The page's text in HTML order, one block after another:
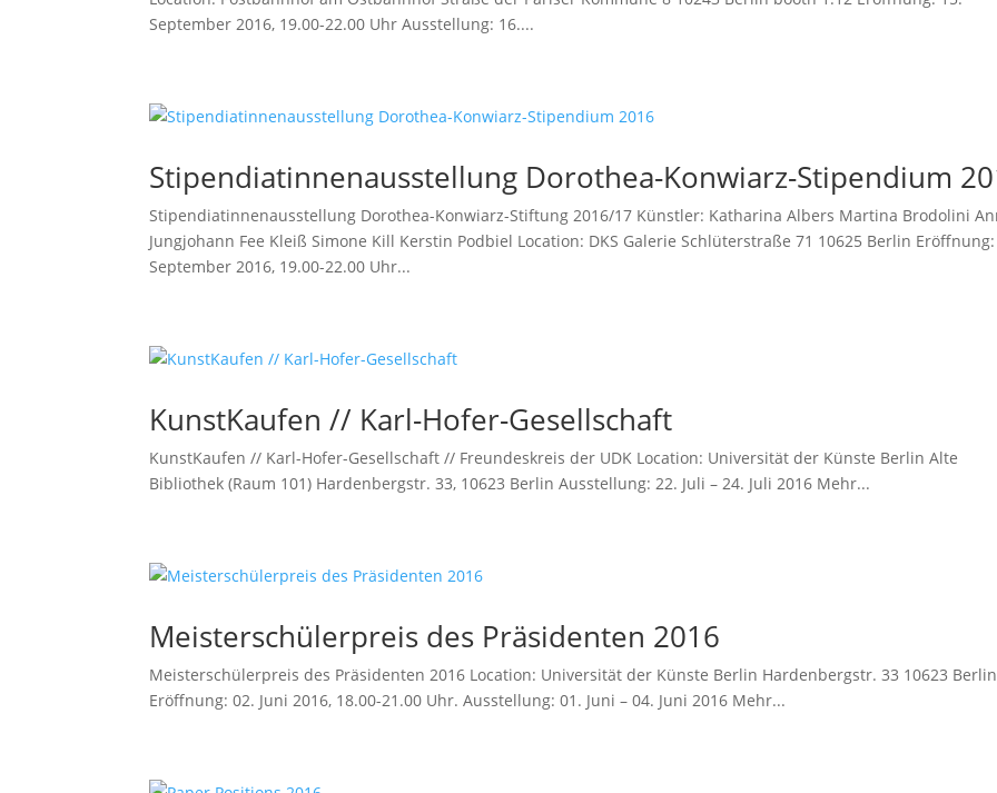
September 2016, 19.00-22.00 Uhr Ausstellung: 16....
Stipendiatinnenausstellung Dorothea-Konwiarz-Stipendium
Stipendiatinnenausstellung Dorothea-Konwiarz-Stiftung 2016/17 Künstler: Katharina Albers Martina Brodolini
Jungjohann Fee Kleiß Simone Kill Kerstin Podbiel Location: DKS Galerie Schlüterstraße 71 10625 Berlin Eröffnung:
September 2016, 19.00-22.00 Uhr...
KunstKaufen // Karl-Hofer-Gesellschaft
KunstKaufen // Karl-Hofer-Gesellschaft // Freundeskreis der UDK Location: Universität der Künste Berlin Alte
Bibliothek (Raum 101) Hardenbergstr. 33, 10623 Berlin Ausstellung: 22. Juli – 24. Juli 2016 Mehr...
Meisterschülerpreis des Präsidenten 2016
Meisterschülerpreis des Präsidenten 2016 Location: Universität der Künste Berlin Hardenbergstr. 33 10623 Berlin
Eröffnung: 02. Juni 2016, 18.00-21.00 Uhr. Ausstellung: 01. Juni – 04. Juni 2016 Mehr...